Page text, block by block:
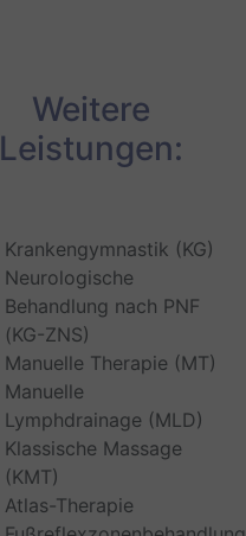
Weitere
Leistungen:
Krankengymnastik (KG)
Neurologische
Behandlung nach PNF
(KG-ZNS)
Manuelle Therapie (MT)
Manuelle
Lymphdrainage (MLD)
Klassische Massage
(KMT)
Atlas-Therapie